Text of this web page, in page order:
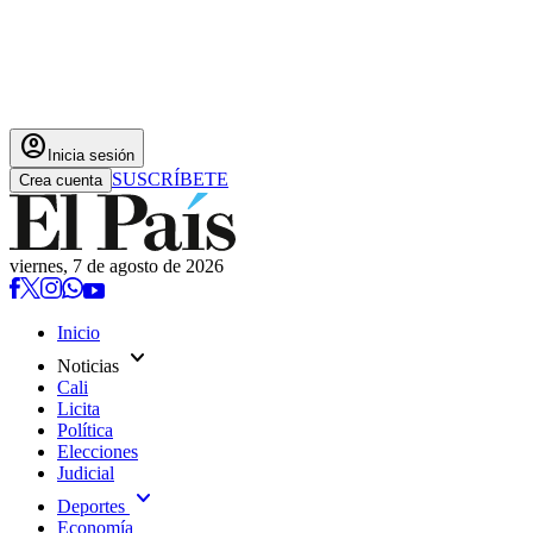
account_circle Inicia sesión
Crea cuenta SUSCRÍBETE
viernes, 7 de agosto de 2026
Inicio
Noticias expand_more
Cali
Licita
Política
Elecciones
Judicial
Deportes expand_more
Economía